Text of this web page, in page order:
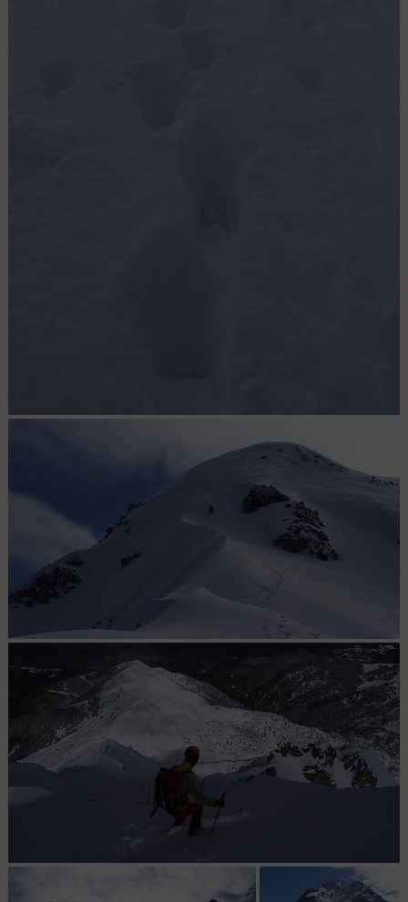
Sous le sommet : Le départ de la descente est juste sur sa
gauche.
Premier virage : Aller, désserre les fesses, tout va bien se passer...